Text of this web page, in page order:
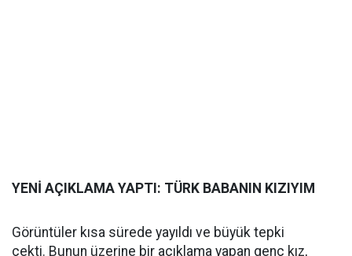
YENİ AÇIKLAMA YAPTI: TÜRK BABANIN KIZIYIM
Görüntüler kısa sürede yayıldı ve büyük tepki
çekti. Bunun üzerine bir açıklama yapan genç kız,